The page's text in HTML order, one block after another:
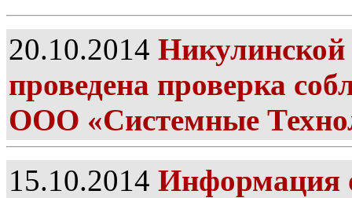
20.10.2014
проведена проверка
ООО «Системные
15.10.2014 Информация